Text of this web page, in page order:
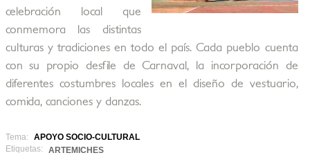
celebración local que
conmemora las distintas
culturas y tradiciones en todo el país. Cada pueblo cuenta
con su propio desfile de Carnaval, la incorporación de
diferentes costumbres locales en el diseño de vestuario,
comida, canciones y danzas.
Tema:
APOYO SOCIO-CULTURAL
Etiquetas:
ARTEMICHES